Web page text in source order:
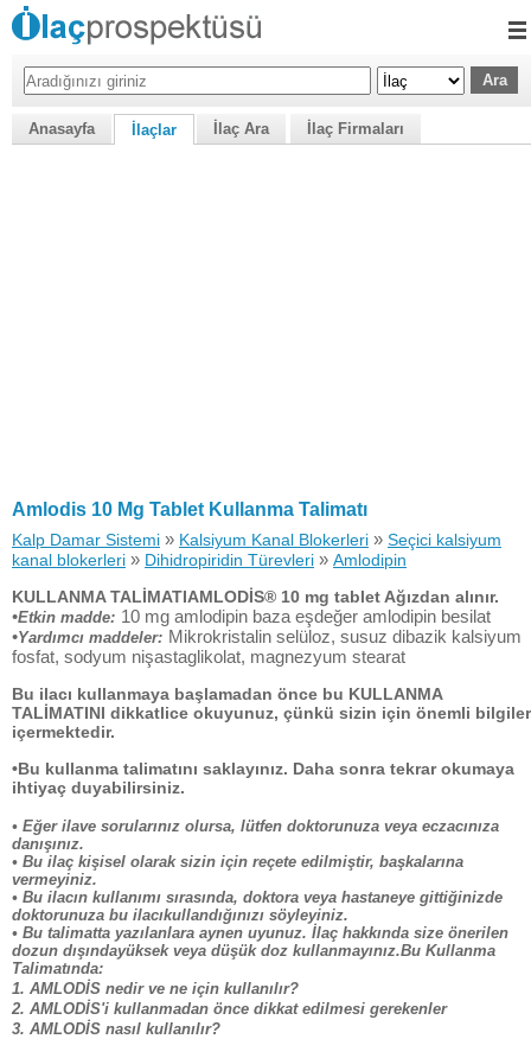
Anasayfa İlaçlar İlaç Ara İlaç Firmaları
Amlodis 10 Mg Tablet Kullanma Talimatı
Kalp Damar Sistemi » Kalsiyum Kanal Blokerleri » Seçici kalsiyum
kanal blokerleri » Dihidropiridin Türevleri » Amlodipin
KULLANMA TALİMATIAMLODİS® 10 mg tablet Ağızdan alınır.
•Etkin madde: 10 mg amlodipin baza eşdeğer amlodipin besilat
•Yardımcı maddeler: Mikrokristalin selüloz, susuz dibazik kalsiyum
fosfat, sodyum nişastaglikolat, magnezyum stearat
Bu ilacı kullanmaya başlamadan önce bu KULLANMA
TALİMATINI dikkatlice okuyunuz, çünkü sizin için önemli bilgiler
içermektedir.
•Bu kullanma talimatını saklayınız. Daha sonra tekrar okumaya
ihtiyaç duyabilirsiniz.
• Eğer ilave sorularınız olursa, lütfen doktorunuza veya eczacınıza
danışınız.
• Bu ilaç kişisel olarak sizin için reçete edilmiştir, başkalarına
vermeyiniz.
• Bu ilacın kullanımı sırasında, doktora veya hastaneye gittiğinizde
doktorunuza bu ilacıkullandığınızı söyleyiniz.
• Bu talimatta yazılanlara aynen uyunuz. İlaç hakkında size önerilen
dozun dışındayüksek veya düşük doz kullanmayınız.Bu Kullanma
Talimatında:
1. AMLODİS nedir ve ne için kullanılır?
2. AMLODİS'i kullanmadan önce dikkat edilmesi gerekenler
3. AMLODİS nasıl kullanılır?